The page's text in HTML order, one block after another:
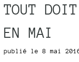
TOUT
EN MAI
publié le 8 mai